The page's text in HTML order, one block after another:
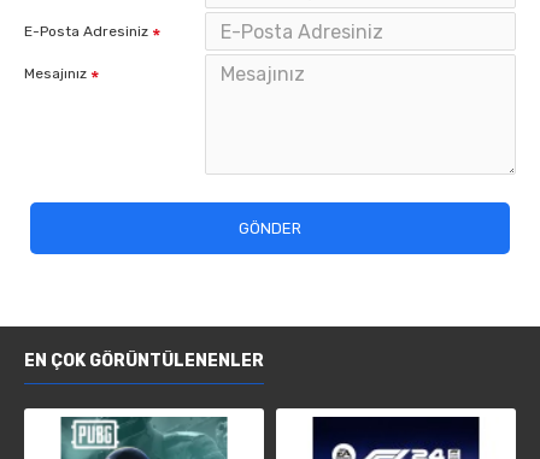
E-Posta Adresiniz
Mesajınız
GÖNDER
EN ÇOK GÖRÜNTÜLENENLER